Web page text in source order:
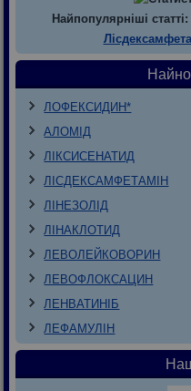
Найпопулярніші статті:
ЛОФЕКСИДИН*
АЛОМІД
ЛІКСИСЕНАТИД
ЛІСДЕКСАМФЕТАМІН
ЛІНЕЗОЛІД
ЛІНАКЛОТИД
ЛЕВОЛЕЙКОВОРИН
ЛЕВОФЛОКСАЦИН
ЛЕНВАТИНІБ
ЛЕФАМУЛІН